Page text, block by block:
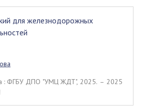
для железнодорожных
: ФГБУ ДПО "УМЦ ЖДТ", 2025. – 2025